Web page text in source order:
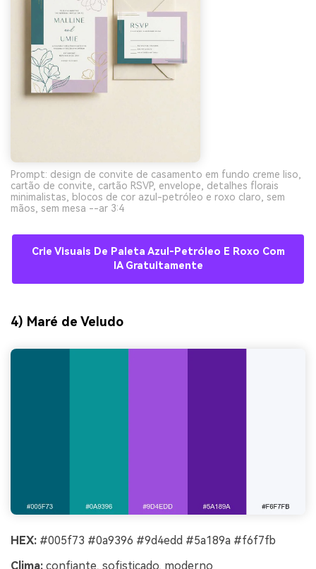
Prompt: design de convite de casamento em fundo creme liso,
cartão de convite, cartão RSVP, envelope, detalhes florais
minimalistas, blocos de cor azul-petróleo e roxo claro, sem
mãos, sem mesa --ar 3:4
Crie Visuais De Paleta Azul-Petróleo E Roxo Com
IA Gratuitamente
4) Maré de Veludo
HEX: #005f73 #0a9396 #9d4edd #5a189a #f6f7fb
Clima: confiante, sofisticado, moderno